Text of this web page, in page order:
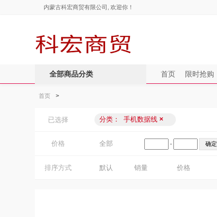
内蒙古科宏商贸有限公司, 欢迎你！
全部商品分类 首页 限时抢购
首页 >
已选择 分类： 手机数据线 ×
价格 全部 -
排序方式 默认 销量 价格